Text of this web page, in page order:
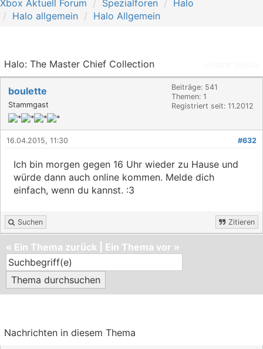
Xbox Aktuell Forum Spezialforen
Halo
Halo allgemein
Halo Allgemein
Halo: The Master Chief Collection
boulette
Stammgast
Beiträge: 541
Themen: 1
Registriert seit: 11.2012
#632
16.04.2015, 11:30
Ich bin morgen gegen 16 Uhr wieder zu Hause und
würde dann auch online kommen. Melde dich
einfach, wenn du kannst. :3
Suchen Zitieren
« Ein Thema zurück Ein Thema vor »
Nachrichten in diesem Thema